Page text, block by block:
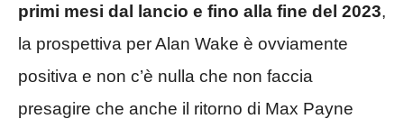
primi mesi dal lancio e fino alla fine del 2023,
la prospettiva per Alan Wake è ovviamente
positiva e non c’è nulla che non faccia
presagire che anche il ritorno di Max Payne